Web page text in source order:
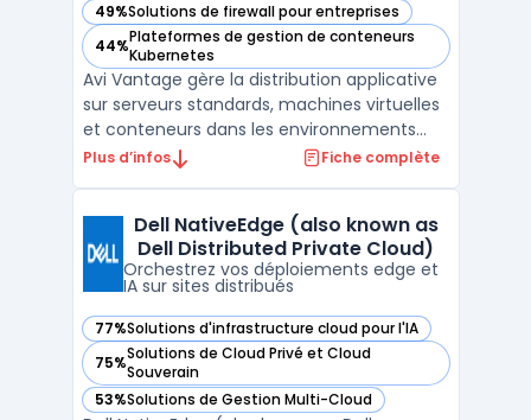
49%Solutions de firewall pour entreprises
— voir Avi Vantage dans cette catégorie
44%Plateformes de gestion de conteneurs
Kubernetes
— voir Avi Vantage dans cette catégorie
Avi Vantage gère la distribution applicative
sur serveurs standards, machines virtuelles
et conteneurs dans les environnements
entreprises qui opèrent à la fois sur site et
gestion, automatiser le load balancing ...
Plus d’infos Fiche complète
Dell NativeEdge (also known as
Dell Distributed Private Cloud)
Orchestrez vos déploiements edge et
IA sur sites distribués
77%Solutions d'infrastructure cloud pour l'IA
— voir Dell NativeEdge (also known as Dell Distributed
75%Solutions de Cloud Privé et Cloud
Souverain
— voir Dell NativeEdge (also known as Dell Distributed
53%Solutions de Gestion Multi-Cloud
— voir Dell NativeEdge (also known as Dell Distributed